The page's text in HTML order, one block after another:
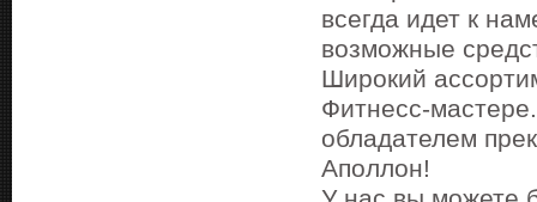
всегда идет к
возможные
Широкий
Фитнесс-
обладателем
Аполлон!